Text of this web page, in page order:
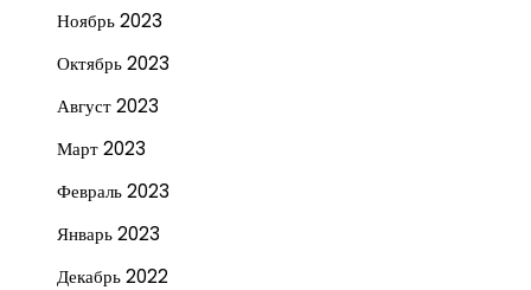
Ноябрь 2023
Октябрь 2023
Август 2023
Март 2023
Февраль 2023
Январь 2023
Декабрь 2022